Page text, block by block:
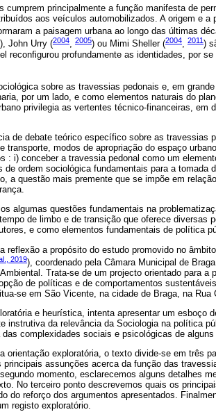
cumprem principalmente a função manifesta de
aos veículos automobilizados. A origem e
a paisagem urbana ao longo das últimas
), John Urry (2004, 2005) ou Mimi Sheller (2004, 2011)
reconfigurou profundamente as identidades, por
sobre as travessias pedonais e, em
por um lado, e como elementos naturais do
privilegia as vertentes técnico-financeiras,
de debate teórico específico sobre as travessias
transporte, modos de apropriação do espaço
: i) conceber a travessia pedonal como um
de ordem sociológica fundamentais para a tomada
a questão mais premente que se impõe em
algumas questões fundamentais na
de limbo e de transição que oferece diversas
e como elementos fundamentais de política
reflexão a propósito do estudo promovido no
2019), coordenado pela Câmara Municipal de
Trata-se de um projecto orientado para
de políticas e de comportamentos
se em São Vicente, na cidade de Braga, na
e heurística, intenta apresentar um esboço
instrutiva da relevância da Sociologia na política
complexidades sociais e psicológicas de
orientação exploratória, o texto divide-se em três
principais assunções acerca da função das
momento, esclarecemos alguns detalhes
No terceiro ponto descrevemos quais os
do reforço dos argumentos apresentados.
registo exploratório.